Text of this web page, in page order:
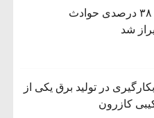
فرهنگ سازی منجر به کاهش ۳۸ درصدی حوادث
شد
در تولید برق یکی از
کازرون